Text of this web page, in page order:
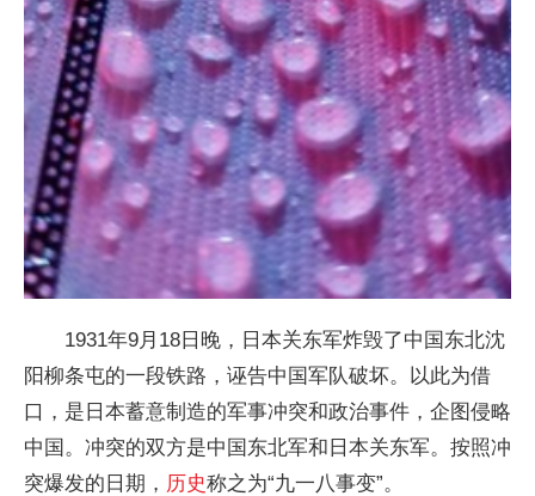
1931年9月18日晚，日本关东军炸毁了中国东北沈
阳柳条屯的一段铁路，诬告中国军队破坏。以此为借
口，是日本蓄意制造的军事冲突和政治事件，企图侵略
中国。冲突的双方是中国东北军和日本关东军。按照冲
突爆发的日期， 历史称之为“九一八事变”。